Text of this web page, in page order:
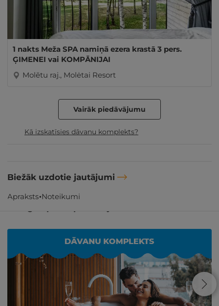
1 nakts Meža SPA namiņā ezera krastā 3 pers.
ĢIMENEI vai KOMPĀNIJAI
Molētu raj., Molėtai Resort
Vairāk piedāvājumu
Kā izskatīsies dāvanu komplekts?
Biežāk uzdotie jautājumi
Apraksts Noteikumi